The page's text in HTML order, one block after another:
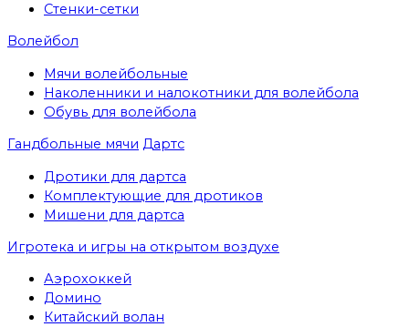
Стенки-сетки
Волейбол
Мячи волейбольные
Наколенники и налокотники для волейбола
Обувь для волейбола
Гандбольные мячи Дартс
Дротики для дартса
Комплектующие для дротиков
Мишени для дартса
Игротека и игры на открытом воздухе
Аэрохоккей
Домино
Китайский волан